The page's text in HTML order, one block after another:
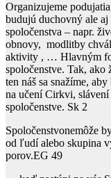
Organizujeme
budujú duchovný ale
spoločenstva – napr.
obnovy, modlitby
aktivity , … Hlavným
spoločenstve. Tak,
ten náš sa snažíme,
na učení Cirkvi, slávení
spoločenstve. Sk 2
Spoločenstvonemôže
od ľudí alebo skupina
porov.EG 49